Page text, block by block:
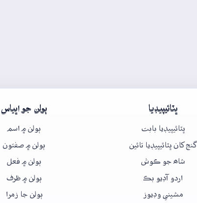
ڀٽائيپيڊيا
ڀٽائيپيڊيا بابت
گنج کان ڀٽائيپيڊيا تائين
شاھ جو ڪوش
اردو آڊيو بڪ
مشيني وڊيوز
ٻولن جو اڀياس
ٻولن ۾ اسم
ٻولن ۾ صفتون
ٻولن ۾ فعل
ٻولن ۾ ظرف
ٻولن جا زمرا